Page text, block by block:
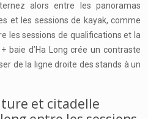
alors entre les panoramas
et les sessions de kayak, comme
les sessions de qualifications et la
baie d’Ha Long crée un contraste
de la ligne droite des stands à un
et citadelle